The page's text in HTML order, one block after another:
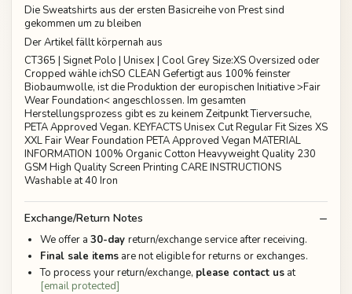
Die Sweatshirts aus der ersten Basicreihe von Prest sind
gekommen um zu bleiben
Der Artikel fällt körpernah aus
CT365 | Signet Polo | Unisex | Cool Grey Size:XS Oversized oder
Cropped wähle ichSO CLEAN Gefertigt aus 100% feinster
Biobaumwolle, ist die Produktion der europischen Initiative >Fair
Wear Foundation< angeschlossen. Im gesamten
Herstellungsprozess gibt es zu keinem Zeitpunkt Tierversuche,
PETA Approved Vegan. KEYFACTS Unisex Cut Regular Fit Sizes XS
XXL Fair Wear Foundation PETA Approved Vegan MATERIAL
INFORMATION 100% Organic Cotton Heavyweight Quality 230
GSM High Quality Screen Printing CARE INSTRUCTIONS
Washable at 40 Iron
Exchange/Return Notes
We offer a 30-day return/exchange service after receiving.
Final sale items are not eligible for returns or exchanges.
To process your return/exchange, please contact us at
[email protected]